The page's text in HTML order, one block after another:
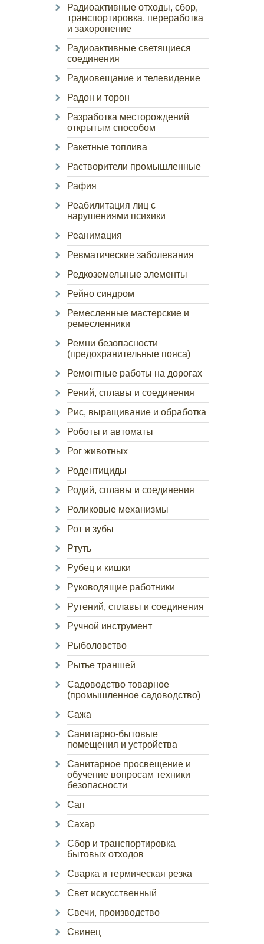
Радиоактивные отходы, сбор,
транспортировка, переработка
и захоронение
Радиоактивные светящиеся
соединения
Радиовещание и телевидение
Радон и торон
Разработка месторождений
открытым способом
Ракетные топлива
Растворители промышленные
Рафия
Реабилитация лиц с
нарушениями психики
Реанимация
Ревматические заболевания
Редкоземельные элементы
Рейно синдром
Ремесленные мастерские и
ремесленники
Ремни безопасности
(предохранительные пояса)
Ремонтные работы на дорогах
Рений, сплавы и соединения
Рис, выращивание и обработка
Роботы и автоматы
Рог животных
Родентициды
Родий, сплавы и соединения
Роликовые механизмы
Рот и зубы
Ртуть
Рубец и кишки
Руководящие работники
Рутений, сплавы и соединения
Ручной инструмент
Рыболовство
Рытье траншей
Садоводство товарное
(промышленное садоводство)
Сажа
Санитарно-бытовые
помещения и устройства
Санитарное просвещение и
обучение вопросам техники
безопасности
Сап
Сахар
Сбор и транспортировка
бытовых отходов
Сварка и термическая резка
Свет искусственный
Свечи, производство
Свинец